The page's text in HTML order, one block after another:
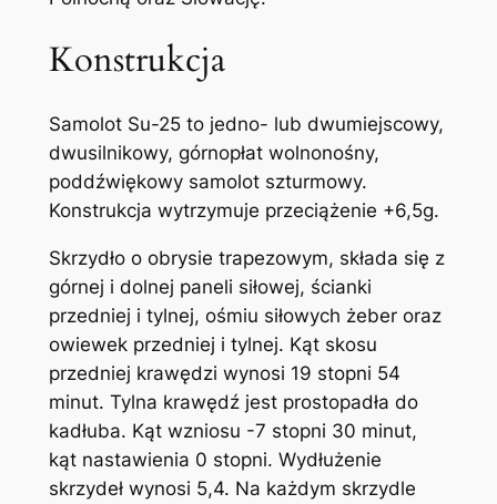
Konstrukcja
Samolot Su-25 to jedno- lub dwumiejscowy,
dwusilnikowy, górnopłat wolnonośny,
poddźwiękowy samolot szturmowy.
Konstrukcja wytrzymuje przeciążenie +6,5g.
Skrzydło o obrysie trapezowym, składa się z
górnej i dol­nej paneli siłowej, ścianki
przedniej i tylnej, ośmiu siłowych żeber oraz
owiewek przedniej i tylnej. Kąt skosu
przedniej krawędzi wynosi 19 stopni 54
minut. Tylna krawędź jest prostopadła do
kadłuba. Kąt wzniosu -7 stopni 30 minut,
kąt nastawienia 0 stopni. Wydłużenie
skrzydeł wynosi 5,4. Na każdym skrzydle